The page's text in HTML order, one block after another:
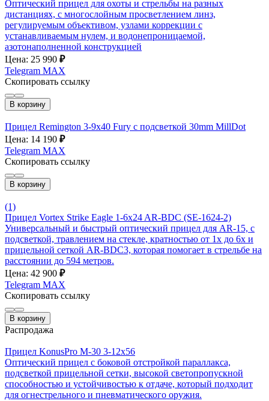
Оптический прицел для охоты и стрельбы на разных
дистанциях, с многослойным просветлением линз,
регулируемым объективом, узлами коррекции с
устанавливаемым нулем, и водонепроницаемой,
азотонаполненной конструкцией
Цена: 25 990 ₽
Telegram MAX
Скопировать ссылку
В корзину
Прицел Remington 3-9x40 Fury с подсветкой 30mm MillDot
Цена: 14 190 ₽
Telegram MAX
Скопировать ссылку
В корзину
(1)
Прицел Vortex Strike Eagle 1-6x24 AR-BDC (SE-1624-2)
Универсальный и быстрый оптический прицел для AR-15, с
подсветкой, травлением на стекле, кратностью от 1x до 6x и
прицельной сеткой AR-BDC3, которая помогает в стрельбе на
расстоянии до 594 метров.
Цена: 42 900 ₽
Telegram MAX
Скопировать ссылку
В корзину
Распродажа
Прицел KonusPro M-30 3-12х56
Оптический прицел с боковой отстройкой параллакса,
подсветкой прицельной сетки, высокой светопропускной
способностью и устойчивостью к отдаче, который подходит
для огнестрельного и пневматического оружия.